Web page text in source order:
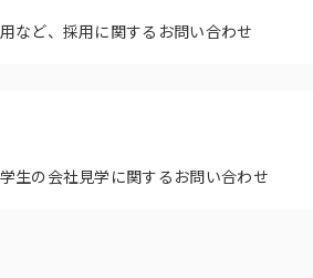
など、採用に関するお問い合わせ
生の会社見学に関するお問い合わせ